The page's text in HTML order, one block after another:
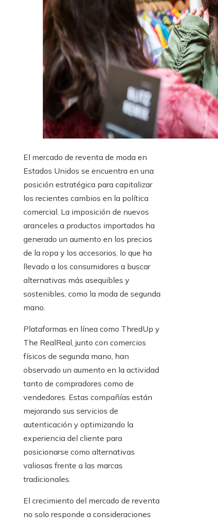
​El mercado de reventa de moda en
Estados Unidos se encuentra en una
posición estratégica para capitalizar
los recientes cambios en la política
comercial. La imposición de nuevos
aranceles a productos importados ha
generado un aumento en los precios
de la ropa y los accesorios, lo que ha
llevado a los consumidores a buscar
alternativas más asequibles y
sostenibles, como la moda de segunda
mano.​
Plataformas en línea como ThredUp y
The RealReal, junto con comercios
físicos de segunda mano, han
observado un aumento en la actividad
tanto de compradores como de
vendedores. Estas compañías están
mejorando sus servicios de
autenticación y optimizando la
experiencia del cliente para
posicionarse como alternativas
valiosas frente a las marcas
tradicionales.
El crecimiento del mercado de reventa
no solo responde a consideraciones